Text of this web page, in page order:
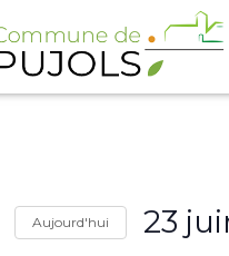
Aujourd'hui 23